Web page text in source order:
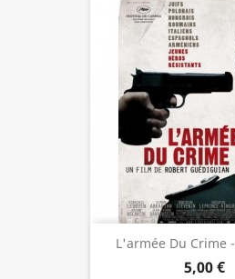
L'armée Du Crime
5,00 €